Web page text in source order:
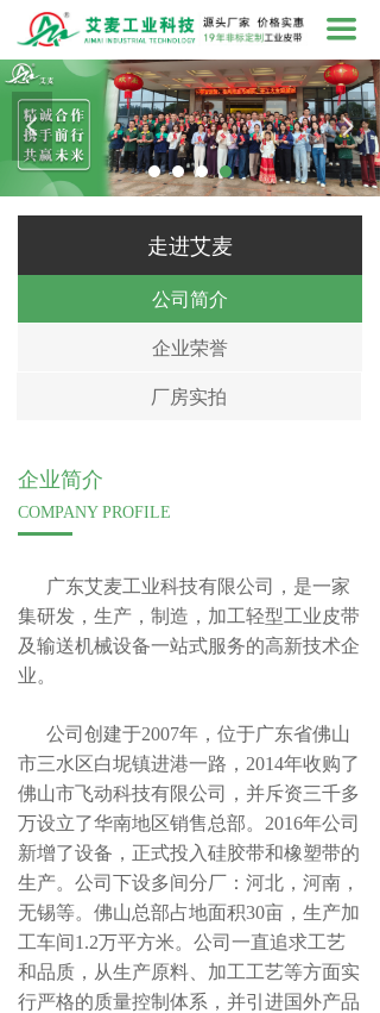
끀
넳 넲
走进艾麦
公司简介
企业荣誉
厂房实拍
企业简介
COMPANY PROFILE
广东艾麦工业科技有限公司，是一家
集研发，生产，制造，加工轻型工业皮带
及输送机械设备一站式服务的高新技术企
业。
公司创建于2007年，位于广东省佛山
市三水区白坭镇进港一路，2014年收购了
佛山市飞动科技有限公司，并斥资三千多
万设立了华南地区销售总部。2016年公司
新增了设备，正式投入硅胶带和橡塑带的
生产。公司下设多间分厂：河北，河南，
无锡等。佛山总部占地面积30亩，生产加
工车间1.2万平方米。公司一直追求工艺
和品质，从生产原料、加工工艺等方面实
行严格的质量控制体系，并引进国外产品